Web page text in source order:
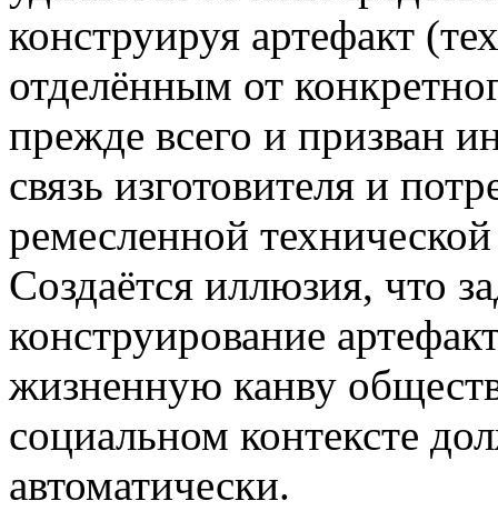
конструируя артефакт
отделённым от
прежде всего и призван
связь изготовителя и
ремесленной
Создаётся иллюзия, что
конструирование
жизненную канву
социальном контексте
автоматически.